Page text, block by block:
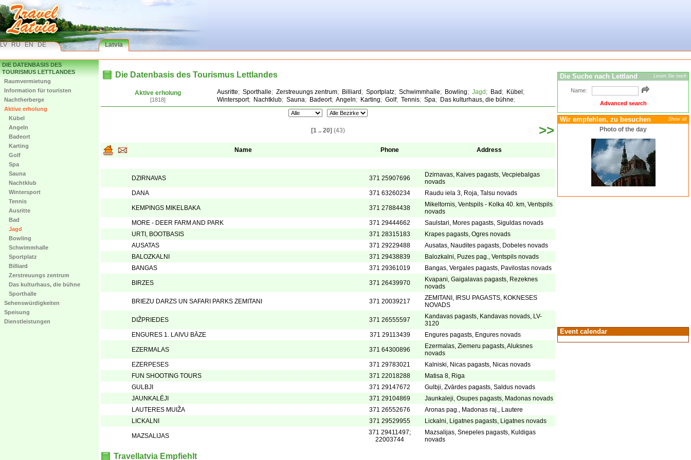
LV RU EN DE Latvia
DIE DATENBASIS DES
TOURISMUS LETTLANDES
Raumvermietung
Information für touristen
Nachtherberge
Aktive erholung
Kübel
Angeln
Badeort
Karting
Golf
Spa
Sauna
Nachtklub
Wintersport
Tennis
Ausritte
Bad
Jagd
Bowling
Schwimmhalle
Sportplatz
Billiard
Zerstreuungs zentrum
Das kulturhaus, die bühne
Sporthalle
Sehenswürdigkeiten
Speisung
Dienstleistungen
Die Datenbasis des Tourismus Lettlandes
Aktive erholung
[1818]
Ausritte; Sporthalle; Zerstreuungs zentrum; Billiard ; Sportplatz; Schwimmhalle; Bowling; Jagd ; Bad ; Kübel ;
Wintersport; Nachtklub; Sauna; Badeort; Angeln; Karting; Golf; Tennis; Spa; Das kulturhaus, die bühne;
[1 .. 20] (43) >>
Name Phone Address
DZIRNAVAS 371 25907696
Dzirnavas, Kaives pagasts, Vecpiebalgas
novads
DANA
371 63260234 Raudu iela 3, Roja, Talsu novads
KEMPINGS MIKELBAKA 371 27884438
Mikeltornis, Ventspils - Kolka 40. km, Ventspils
novads
MORE - DEER FARM AND PARK
371 29444662
Saulstari, Mores pagasts, Siguldas novads
URTI, BOOTBASIS
371 28315183
Krapes pagasts, Ogres novads
AUSATAS
371 29229488
Ausatas, Naudites pagasts, Dobeles novads
BALOZKALNI
371 29438839
Balozkalni, Puzes pag., Ventspils novads
BANGAS
371 29361019 Bangas, Vergales pagasts, Pavilostas novads
BIRZES 371 26439970
Kvapani, Gaigalavas pagasts, Rezeknes
novads
BRIEZU DARZS UN SAFARI PARKS ZEMITANI 371 20039217
ZEMITANI, IRSU PAGASTS, KOKNESES
NOVADS
DIŽPRIEDES 371 26555597
Kandavas pagasts, Kandavas novads, LV-
3120
ENGURES 1. LAIVU BĀZE
371 29113439 Engures pagasts, Engures novads
EZERMALAS 371 64300896
Ezermalas, Ziemeru pagasts, Aluksnes
novads
EZERPESES
371 29783021
Kalniski, Nicas pagasts, Nicas novads
FUN SHOOTING TOURS
371 22018288
Matisa 8, Riga
GULBJI
371 29147672
Gulbji, Zvārdes pagasts, Saldus novads
JAUNKALĒJI
371 29104869
Jaunkaleji, Osupes pagasts, Madonas novads
LAUTERES MUIŽA
371 26552676
Aronas pag., Madonas raj., Lautere
LICKALNI
371 29529955 Lickalni, Ligatnes pagasts, Ligatnes novads
MAZSALIJAS
371 29411497;
22003744
Mazsalijas, Snepeles pagasts, Kuldigas
novads
Travellatvia Empfiehlt
Die Suche nach Lettland Lesen Sie noch
Name:
Advanced search
Wir empfehlen, zu besuchen Show all
Photo of the day
Event calendar